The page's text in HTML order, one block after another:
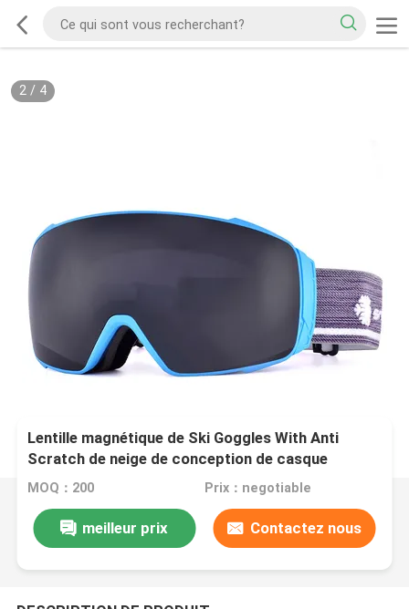
2/ 4
Lentille magnétique de Ski Goggles With Anti
Scratch de neige de conception de casque
MOQ：200 Prix：negotiable
meilleur prix Contactez nous